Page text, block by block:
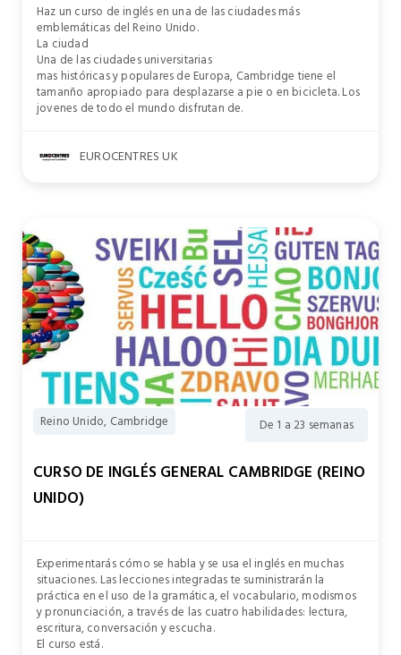
Haz un curso de inglés en una de las ciudades más
emblemáticas del Reino Unido.
La ciudad
Una de las ciudades universitarias
mas históricas y populares de Europa, Cambridge tiene el
tamanño apropiado para desplazarse a pie o en bicicleta. Los
jovenes de todo el mundo disfrutan de.
EUROCENTRES UK
Reino Unido, Cambridge De 1 a 23 semanas
CURSO DE INGLÉS GENERAL CAMBRIDGE (REINO
UNIDO)
Experimentarás cómo se habla y se usa el inglés en muchas
situaciones. Las lecciones integradas te suministrarán la
práctica en el uso de la gramática, el vocabulario, modismos
y pronunciación, a través de las cuatro habilidades: lectura,
escritura, conversación y escucha.
El curso está.